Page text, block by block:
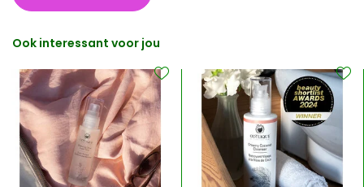
Ook interessant voor jou